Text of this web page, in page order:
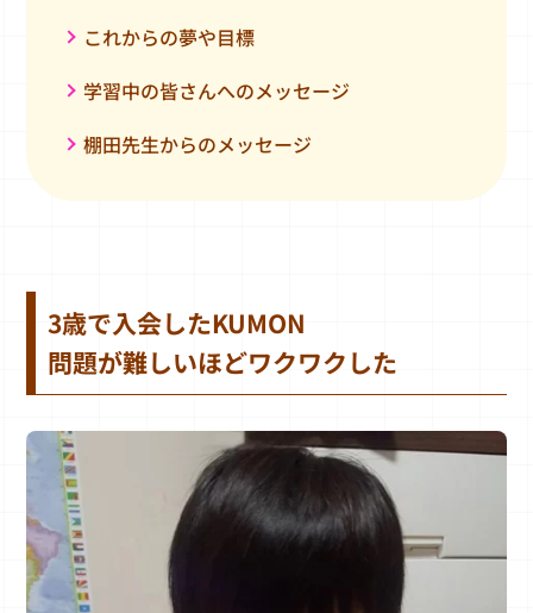
これからの夢や目標
学習中の皆さんへのメッセージ
棚田先生からのメッセージ
3歳で入会したKUMON
問題が難しいほどワクワクした